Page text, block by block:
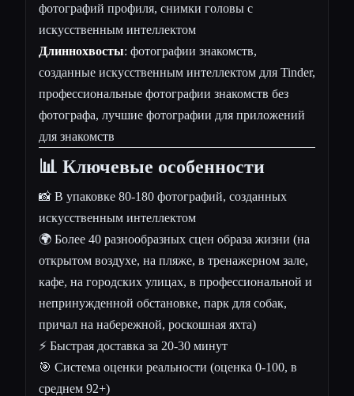
фотографий профиля, снимки головы с
искусственным интеллектом
Длиннохвосты: фотографии знакомств,
созданные искусственным интеллектом для Tinder,
профессиональные фотографии знакомств без
фотографа, лучшие фотографии для приложений
для знакомств
📊 Ключевые особенности
📸 В упаковке 80-180 фотографий, созданных
искусственным интеллектом
🌍 Более 40 разнообразных сцен образа жизни (на
открытом воздухе, на пляже, в тренажерном зале,
кафе, на городских улицах, в профессиональной и
непринужденной обстановке, парк для собак,
причал на набережной, роскошная яхта)
⚡ Быстрая доставка за 20-30 минут
🎯 Система оценки реальности (оценка 0-100, в
среднем 92+)